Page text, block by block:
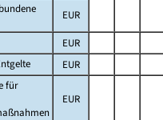
EUR
EUR
EUR
für
EUR